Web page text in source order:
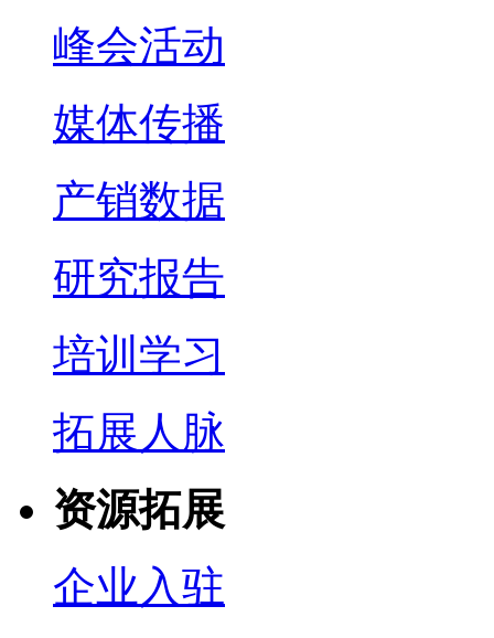
峰会活动
媒体传播
产销数据
研究报告
培训学习
拓展人脉
资源拓展
企业入驻